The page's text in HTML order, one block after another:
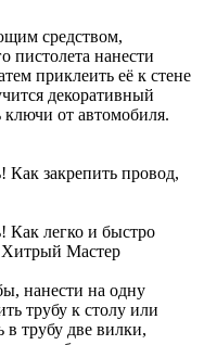
средством,
пистолета нанести
приклеить её к стене
декоративный
от автомобиля.
Как закрепить провод,
Как легко и быстро
Хитрый Мастер
нанести на одну
трубу к столу или
в трубу две вилки,